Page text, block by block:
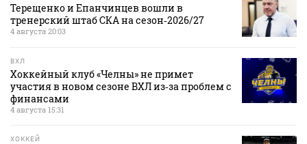
Терещенко и Епанчинцев вошли в
тренерский штаб СКА на сезон‑2026/27
4 августа 20:03
ВХЛ
Хоккейный клуб «Челны» не примет
участия в новом сезоне ВХЛ из‑за проблем с
финансами
4 августа 15:31
ХОККЕЙ